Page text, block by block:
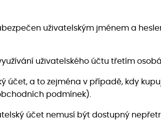
uživatelským jménem a
uživatelského účtu třetím
účet, a to zejména v případě, kdy
podmínek).
účet nemusí být dostupný